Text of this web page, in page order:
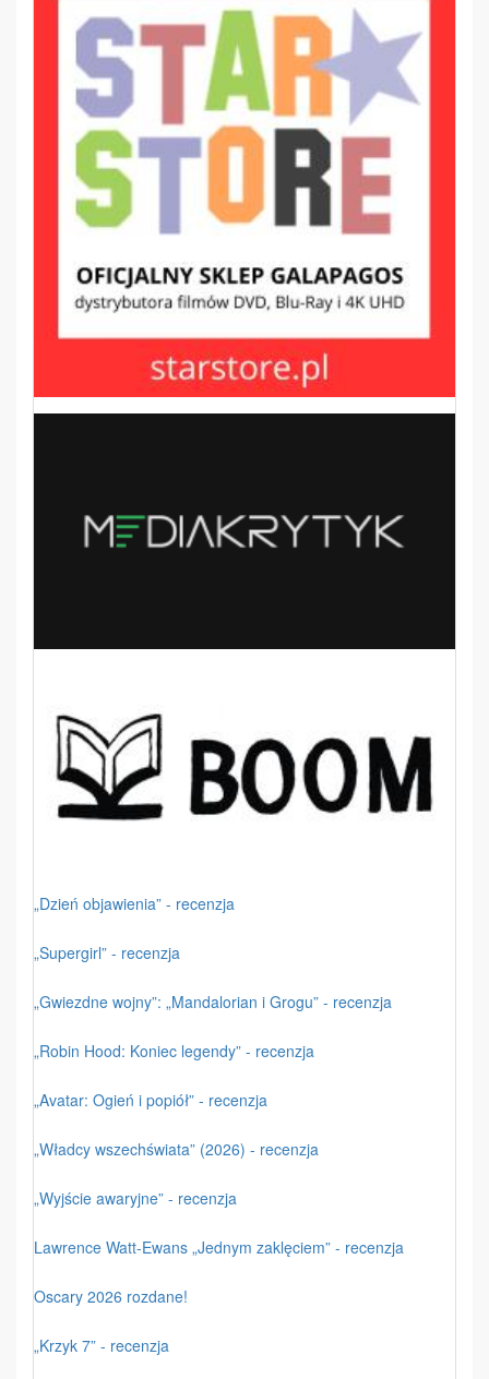
„Dzień objawienia” - recenzja
„Supergirl” - recenzja
„Gwiezdne wojny”: „Mandalorian i Grogu” - recenzja
„Robin Hood: Koniec legendy” - recenzja
„Avatar: Ogień i popiół” - recenzja
„Władcy wszechświata” (2026) - recenzja
„Wyjście awaryjne” - recenzja
Lawrence Watt-Ewans „Jednym zaklęciem” - recenzja
Oscary 2026 rozdane!
„Krzyk 7” - recenzja